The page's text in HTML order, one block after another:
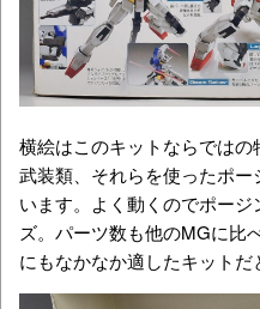
横絵はこのキットならでは
武装類、それらを使ったポ
います。よく動くのでポー
ズ。パーツ数も他のMGに比
にもなかなか適したキットだ